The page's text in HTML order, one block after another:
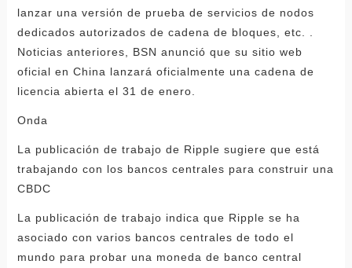
lanzar una versión de prueba de servicios de nodos
dedicados autorizados de cadena de bloques, etc. .
Noticias anteriores, BSN anunció que su sitio web
oficial en China lanzará oficialmente una cadena de
licencia abierta el 31 de enero.
Onda
La publicación de trabajo de Ripple sugiere que está
trabajando con los bancos centrales para construir una
CBDC
La publicación de trabajo indica que Ripple se ha
asociado con varios bancos centrales de todo el
mundo para probar una moneda de banco central